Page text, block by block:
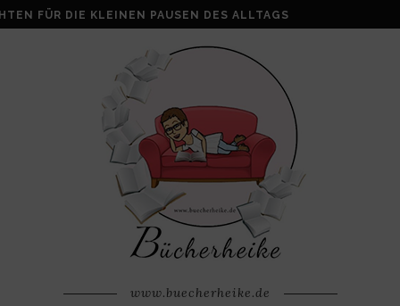
WENN AUS VERLUST FAMILIE ENTSTEHT
www.buecherheike.de